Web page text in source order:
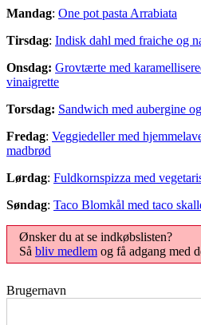
Mandag: One pot pasta Arrabiata
Tirsdag: Indisk dahl med fraiche og
Onsdag: Grovtærte med
vinaigrette
Torsdag: Sandwich med aubergine
Fredag: Veggiedeller med
madbrød
Lørdag: Fuldkornspizza med
Søndag: Taco Blomkål med taco
Ønsker du at se indkøbslisten?
Så bliv medlem og få adgang med
Brugernavn